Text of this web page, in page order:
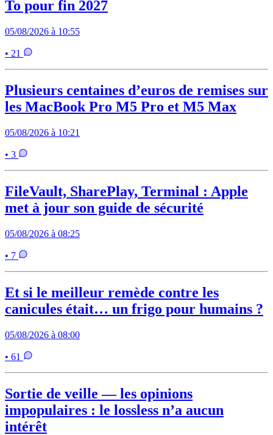
To pour fin 2027
05/08/2026 à 10:55
• 21
Plusieurs centaines d’euros de remises sur
les MacBook Pro M5 Pro et M5 Max
05/08/2026 à 10:21
• 3
FileVault, SharePlay, Terminal : Apple
met à jour son guide de sécurité
05/08/2026 à 08:25
• 7
Et si le meilleur remède contre les
canicules était… un frigo pour humains ?
05/08/2026 à 08:00
• 61
Sortie de veille — les opinions
impopulaires : le lossless n’a aucun
intérêt